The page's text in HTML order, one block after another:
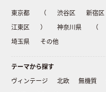
東京都 （ 渋谷区 新宿区
江東区
） 神奈川県 （
埼玉県
その他
テーマから探す
ヴィンテージ
北欧 無機質